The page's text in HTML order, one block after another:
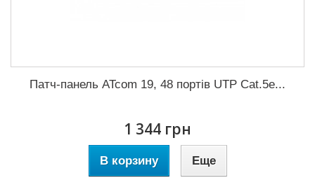
Патч-панель ATcom 19, 48 портів UTP Cat.5e...
1 344 грн
В корзину Еще